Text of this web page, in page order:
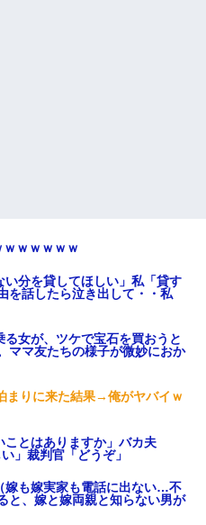
ｗｗｗｗｗ
い分を貸してほしい」私「貸す
を話したら泣き出して・・私
女が、ツケで宝石を買おうと
マ友たちの様子が微妙におか
まりに来た結果→俺がヤバイｗ
とはありますか」バカ夫
」裁判官「どうぞ」
嫁も嫁実家も電話に出ない…不
と、嫁と嫁両親と知らない男が